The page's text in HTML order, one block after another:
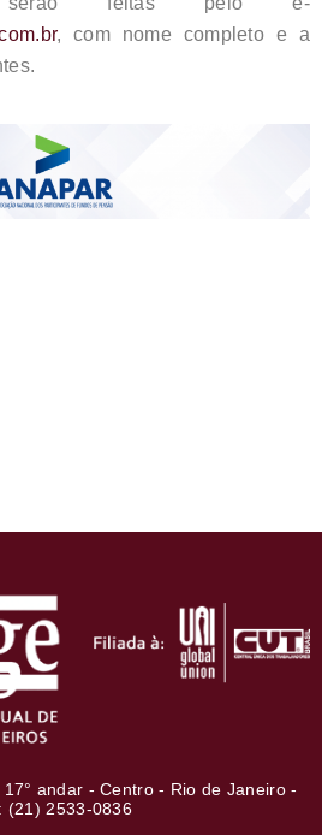
, com nome completo e a
andar - Centro - Rio de Janeiro -
(21) 2533-0836